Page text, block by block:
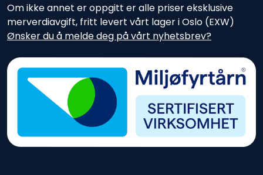
Om ikke annet er oppgitt er alle priser eksklusive
merverdiavgift, fritt levert vårt lager i Oslo (EXW)
Ønsker du å melde deg på vårt nyhetsbrev?